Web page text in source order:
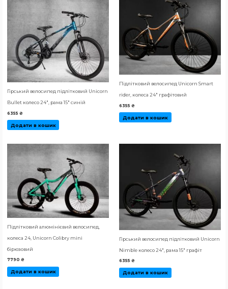
Гірський велосипед підлітковий Unicorn
Bullet колесо 24″, рама 15″ синій
6355 ₴
Додати в кошик
Підлітковий велосипед Unicorn Smart
rider, колеса 24″ графітовий
6355 ₴
Додати в кошик
Підлітковий алюмінієвий велосипед,
колеса 24, Unicorn Colibry mini
бірюзовий
7790 ₴
Додати в кошик
Гірський велосипед підлітковий Unicorn
Nimble колесо 24″, рама 15″ графіт
6355 ₴
Додати в кошик